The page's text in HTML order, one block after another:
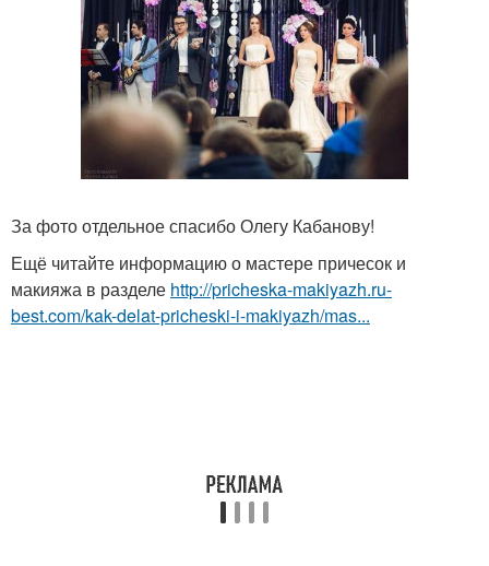
За фото отдельное спасибо Олегу Кабанову!
Ещё читайте информацию о мастере причесок и
макияжа в разделе http://pricheska-makiyazh.ru-
best.com/kak-delat-pricheski-i-makiyazh/mas...